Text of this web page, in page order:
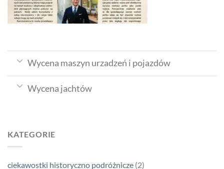
Wycena maszyn urzadzeń i pojazdów
Wycena jachtów
KATEGORIE
ciekawostki historyczno podróżnicze (2)